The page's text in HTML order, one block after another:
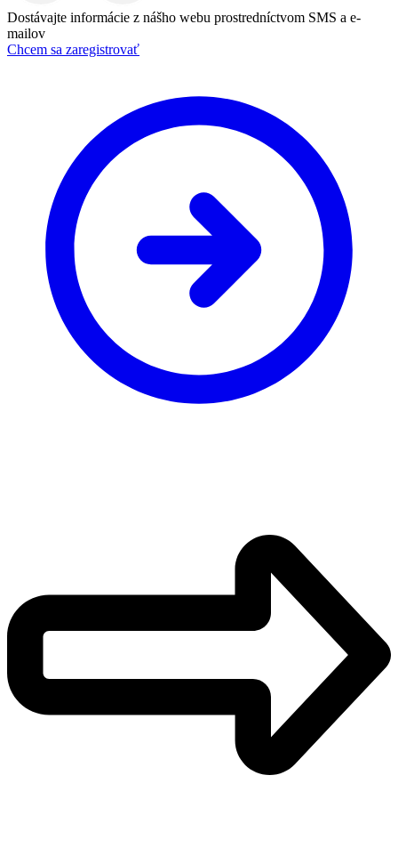
Dostávajte informácie z nášho webu prostredníctvom SMS a e-
mailov
Chcem sa zaregistrovať